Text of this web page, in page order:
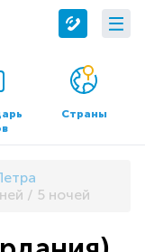
и реквизиты
Страны
/ 5 ночей